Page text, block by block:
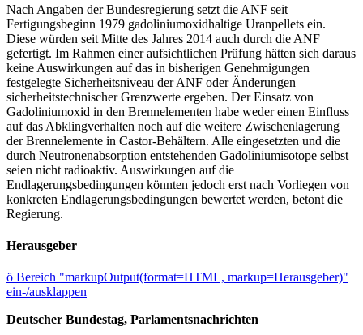
Nach Angaben der Bundesregierung setzt die ANF seit
Fertigungsbeginn 1979 gadoliniumoxidhaltige Uranpellets ein.
Diese würden seit Mitte des Jahres 2014 auch durch die ANF
gefertigt. Im Rahmen einer aufsichtlichen Prüfung hätten sich daraus
keine Auswirkungen auf das in bisherigen Genehmigungen
festgelegte Sicherheitsniveau der ANF oder Änderungen
sicherheitstechnischer Grenzwerte ergeben. Der Einsatz von
Gadoliniumoxid in den Brennelementen habe weder einen Einfluss
auf das Abklingverhalten noch auf die weitere Zwischenlagerung
der Brennelemente in Castor-Behältern. Alle eingesetzten und die
durch Neutronenabsorption entstehenden Gadoliniumisotope selbst
seien nicht radioaktiv. Auswirkungen auf die
Endlagerungsbedingungen könnten jedoch erst nach Vorliegen von
konkreten Endlagerungsbedingungen bewertet werden, betont die
Regierung.
Herausgeber
ö Bereich "markupOutput(format=HTML, markup=Herausgeber)"
ein-/ausklappen
Deutscher Bundestag, Parlamentsnachrichten